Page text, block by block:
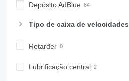
Depósito AdBlue
Tipo de caixa de velocidades
Retarder
Lubrificação central